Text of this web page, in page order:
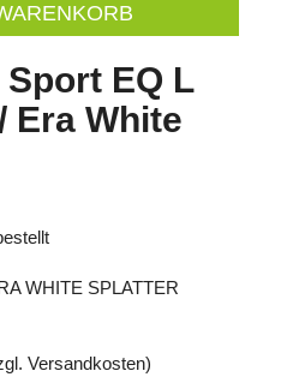
Sport EQ L
Era White
WHITE SPLATTER
Versandkosten)